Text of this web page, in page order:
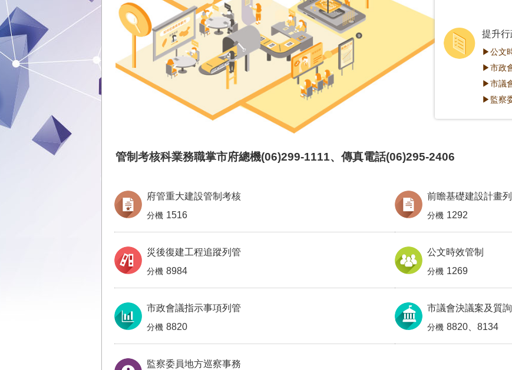
提升
▶公文
▶市政
▶市議
▶監察
管制考核科業務職掌市府總機(06)299-1111、傳真電話(06)295-2406
府管重大建設管制考核
1516
前瞻基礎建設計畫
1292
災後復建工程追蹤列管
8984
公文時效管制
1269
市政會議指示事項列管
8820
市議會決議案及質
8820、8134
監察委員地方巡察事務